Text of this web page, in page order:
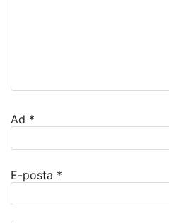
Ad *
E-posta *